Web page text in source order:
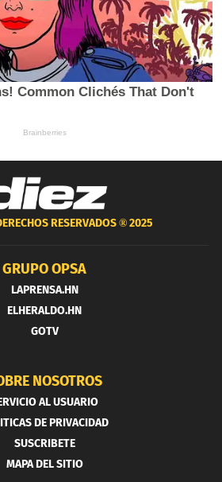
RESERVADOS ®2025
GRUPO OPSA
LAPRENSA.HN
ELHERALDO.HN
GOTV
NOSOTROS
AL USUARIO
DE PRIVACIDAD
SUSCRIBETE
MAPA DEL SITIO